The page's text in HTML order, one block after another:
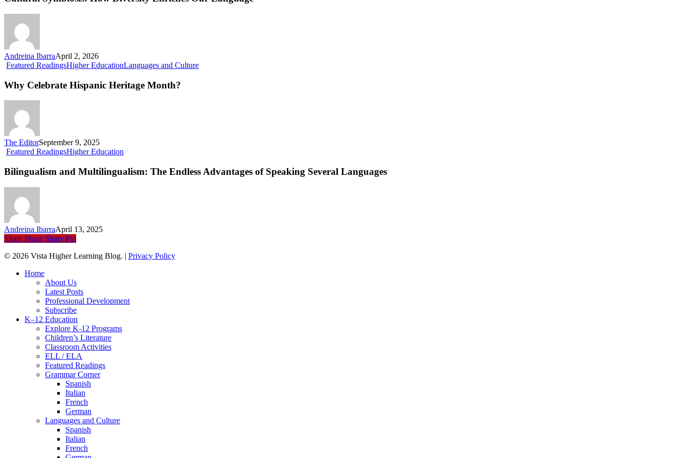
Andreina IbarraApril 2, 2026
Featured ReadingsHigher EducationLanguages and CultureWhy
Why Celebrate Hispanic Heritage Month?
The EditorSeptember 9, 2025
Featured ReadingsHigher Education
Multilingualism:
Bilingualism and Multilingualism: The Endless Advantages of Speaking Several Languages
Andreina IbarraApril 13, 2025
Share Share Share Pin
© 2026 Vista Higher Learning Blog. | Privacy Policy
Close
Home
About Us
Latest Posts
Professional Development
Subscribe
K–12 Education
Explore K-12 Programs
Children’s Literature
Classroom Activities
ELL / ELA
Featured Readings
Grammar Corner
Spanish
Italian
French
German
Languages and Culture
Spanish
Italian
French